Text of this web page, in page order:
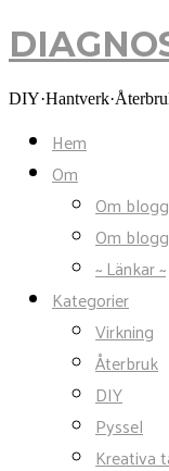
Hem
Om
Om
Om
~ Länkar ~
Kategorier
Virkning
Återbruk
DIY
Pyssel
Kreativa